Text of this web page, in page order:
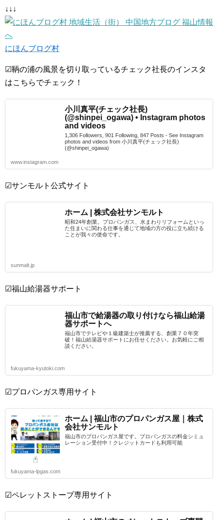
↓↓↓
にほんブログ村
☑鞆の浦の風景を切り取っているチェック社長のインスタ
はこちらでチェック！
小川真平(チェック社長)
(@shinpei_ogawa) • Instagram photos
and videos
1,306 Followers, 901 Following, 847 Posts - See Instagram
photos and videos from 小川真平(チェック社長)
(@shinpei_ogawa)
www.instagram.com
☑サンモルト公式サイト
ホーム | 株式会社サンモルト
昭和24年創業。プロパンガス、水まわりリフォームといっ
た住まいに関わる仕事を通じて地域の方の役に立ち続ける
ことが我々の使命です。
sunmalt.jp
☑福山給湯器サポート
福山市で給湯器の取り付けなら福山給湯
器サポートへ
福山市でテレビや１級建築士が推薦する、創業７０年突
破！福山給湯器サポートにお任せください。お気軽にご相
談ください。
fukuyama-kyutoki.com
☑プロパンガス専用サイト
ホーム | 福山市のプロパンガス屋｜株式
会社サンモルト
福山市のプロパンガス屋です。プロパンガスの料金シミュ
レーション受付中！クレジットカードも利用可能
fukuyama-lpgas.com
☑ペレットストーブ専用サイト